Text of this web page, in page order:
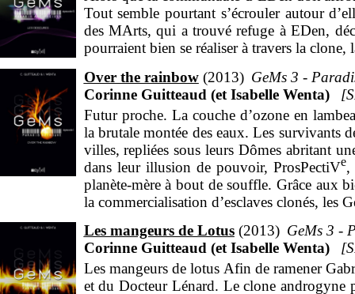
Tout semble pourtant s’écrouler autour
des MArts, qui a trouvé refuge à EDen,
pourraient bien se réaliser à travers la
Over the rainbow 2013
GeMs 3 -
Corinne Guitteaud (et Isabelle Wenta)
Futur proche. La couche d’ozone en
la brutale montée des eaux. Les survivants
villes, repliées sous leurs Dômes abritant
dans leur illusion de pouvoir, ProsPectiVe,
planète-mère à bout de souffle. Grâce aux
la commercialisation d’esclaves clonés, les
accueille dans ses ruines ceux qui tentent
Episode 1 : Sous l’emprise du Rainbow,
alors que ses amis, le croyant perdu,
prisonnier peu ordinaire. Pendant ce
Les mangeurs de Lotus 2013
GeMs 3 -
Corinne Guitteaud (et Isabelle Wenta)
Les mangeurs de lotus Afin de ramener
et du Docteur Lénard. Le clone androgyne